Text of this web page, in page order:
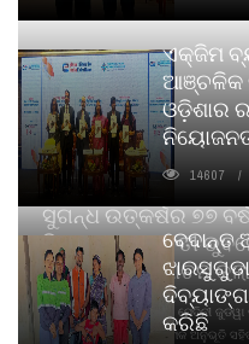
ସୁଗନ୍ଧ ଉତ୍କର୍ଷର ୭୭
ପିୟୋର୍‌ ଅଗରବତୀ
ନବସୃଜନ ଉନ୍ମୋଚନ କଲା
ବାଉଁଶ ବିହୀନ କଠିନ ଧୂପ ଏବଂ ମେଦିନୀ
ଦୀର୍ଘସ୍ଥାୟିତା ଏବଂ ଆଧ୍ୟାତ୍ମିକ ଅନୁଭୂତି
ଏକ୍ଜିମ
ଆଞ୍ଚଳିକ
ଓଡ଼ିଶାର
14607
କରିଛି